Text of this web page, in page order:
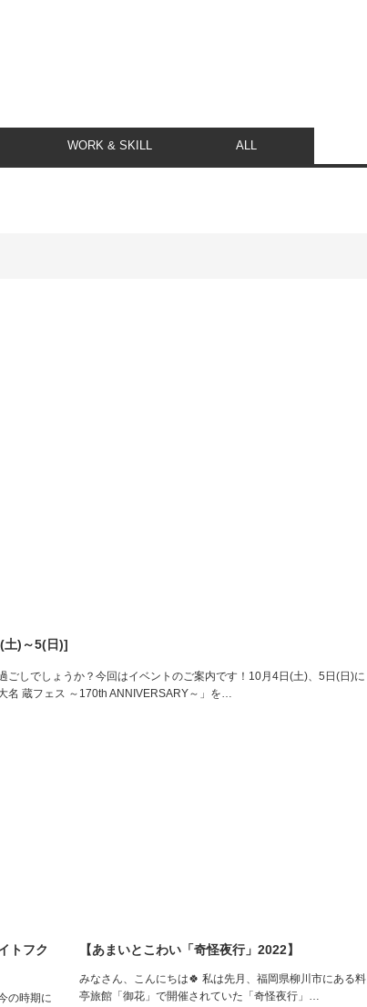
WORK & SKILL ALL
土)～5(日)]
ごしでしょうか？今回はイベントのご案内です！10月4日(土)、5日(日)に
名 蔵フェス ～170th ANNIVERSARY～」を…
トフク
の時期に
【あまいとこわい「奇怪夜行」2022】
みなさん、こんにちは🍀 私は先月、福岡県柳川市にある料
亭旅館「御花」で開催されていた「奇怪夜行」…